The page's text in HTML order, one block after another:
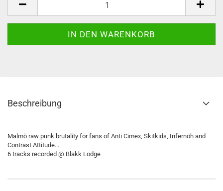
Beschreibung
Malmö raw punk brutality for fans of Anti Cimex, Skitkids, Infernöh and
Contrast Attitude...
6 tracks recorded @ Blakk Lodge